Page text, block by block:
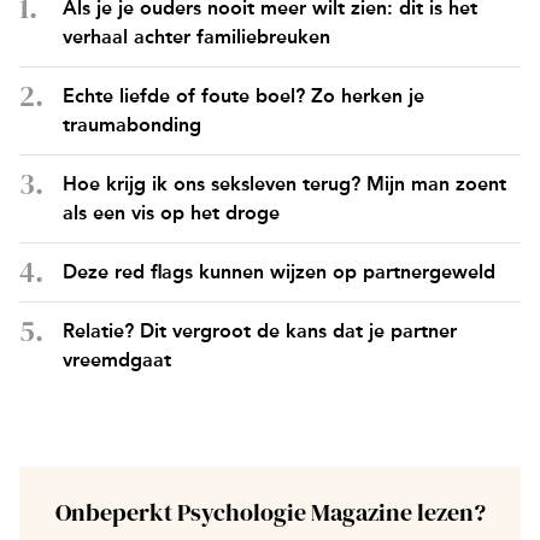
Als je je ouders nooit meer wilt zien: dit is het
verhaal achter familiebreuken
Echte liefde of foute boel? Zo herken je
traumabonding
Hoe krijg ik ons seksleven terug? Mijn man zoent
als een vis op het droge
Deze red flags kunnen wijzen op partnergeweld
Relatie? Dit vergroot de kans dat je partner
vreemdgaat
Onbeperkt Psychologie Magazine lezen?